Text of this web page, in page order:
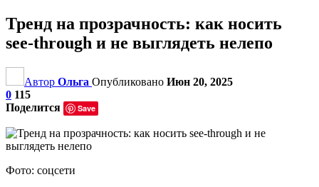
Тренд на прозрачность: как носить
see-through и не выглядеть нелепо
Автор Ольга Опубликовано Июн 20, 2025
0 115
Поделится
Save
Фото: соцсети